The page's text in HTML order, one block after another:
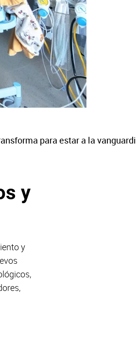
para estar a la
y
y